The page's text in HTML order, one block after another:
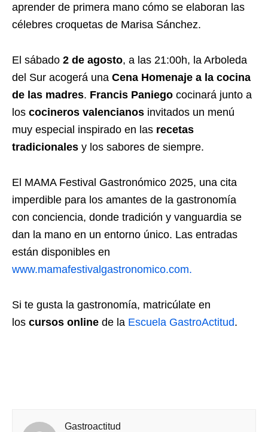
aprender de primera mano cómo se elaboran las
célebres croquetas de Marisa Sánchez.
El sábado 2 de agosto, a las 21:00h, la Arboleda
del Sur acogerá una Cena Homenaje a la cocina
de las madres. Francis Paniego cocinará junto a
los cocineros valencianos invitados un menú
muy especial inspirado en las recetas
tradicionales y los sabores de siempre.
El MAMA Festival Gastronómico 2025, una cita
imperdible para los amantes de la gastronomía
con conciencia, donde tradición y vanguardia se
dan la mano en un entorno único. Las entradas
están disponibles en
www.mamafestivalgastronomico.com.
Si te gusta la gastronomía, matricúlate en
los cursos online de la Escuela GastroActitud.
Gastroactitud